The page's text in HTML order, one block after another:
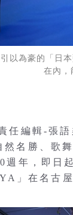
以為豪的「日
在內
任編輯-張
然名勝、歌
週年，即日
」在名古屋